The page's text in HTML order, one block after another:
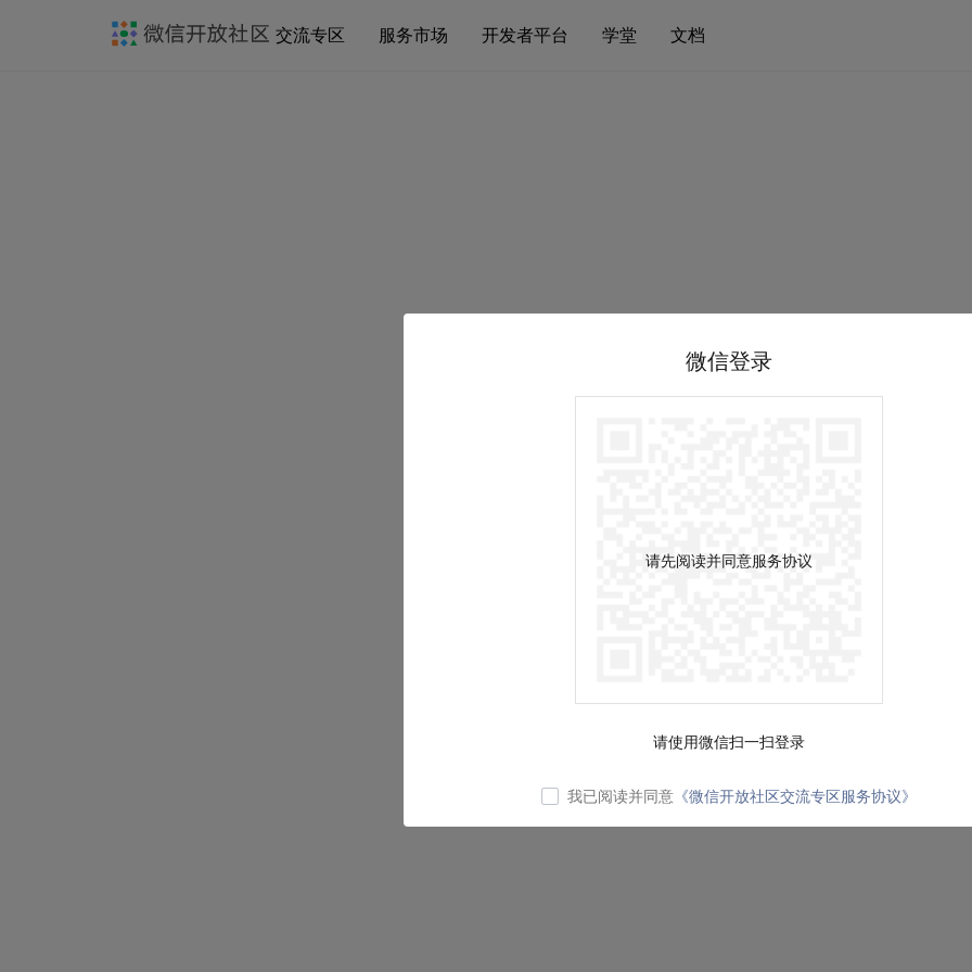
交流专区 服务市场 开发者平台 学堂 文档
微信登录
请先阅读并同意服务协议
请使用微信扫一扫登录
我已阅读并同意 《微信开放社区交流专区服务协议》